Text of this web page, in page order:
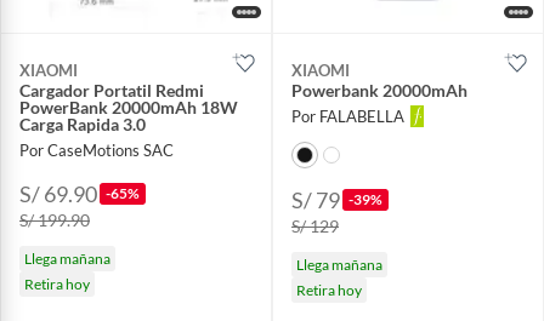
XIAOMI
Cargador Portatil Redmi
PowerBank 20000mAh 18W
Carga Rapida 3.0
Por CaseMotions SAC
S/ 69.90 -65%
S/ 199.90
Llega mañana
Retira hoy
XIAOMI
Powerbank 20000mAh
Por FALABELLA
S/ 79 -39%
S/ 129
Llega mañana
Retira hoy